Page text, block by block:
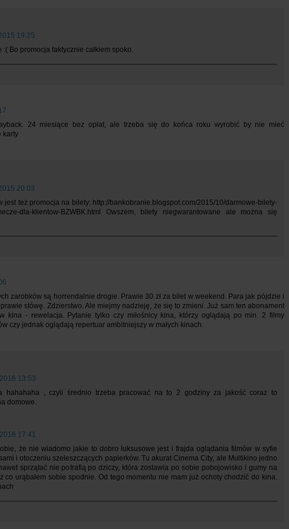
19:25
:( Bo promocja faktycznie całkiem spoko.
24 miesiące bez opłat, ale trzeba się do końca roku wyrobić by nie mieć
karty
20:03
jest też promocja na bilety: http://bankobranie.blogspot.com/2015/10/darmowe-bilety-
dla-klientow-BZWBK.html Owszem, bilety niegwarantowane ale można się
zarobków są horrendalnie drogie. Prawie 30 zł za bilet w weekend. Para jak pójdzie i
stówę. Zdzierstwo. Ale miejmy nadzieję, że się to zmieni. Już sam ten abonament
kina - rewelacja. Pytanie tylko czy miłośnicy kina, którzy oglądają po min. 2 filmy
czy jednak oglądają repertuar ambitniejszy w małych kinach.
13:53
hahahaha , czyli średnio trzeba pracować na to 2 godziny za jakość coraz to
domowe.
17:41
że nie wiadomo jakie to dobro luksusowe jest i frajda oglądania filmów w syfie
i otoczeniu szeleszczących papierków. Tu akurat Cinema City, ale Multikino jedno
sprzątać nie potrafią po dziczy, która zostawia po sobie pobojowisko i gumy na
co urąbałem sobie spodnie. Od tego momentu nie mam już ochoty chodzić do kina.